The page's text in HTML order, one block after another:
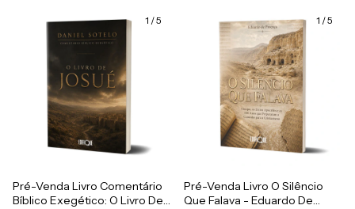
1 /5
Pré-Venda Livro Comentário
Bíblico Exegético: O Livro De
1 /5
Pré-Venda Livro O Silêncio
Que Falava - Eduardo De